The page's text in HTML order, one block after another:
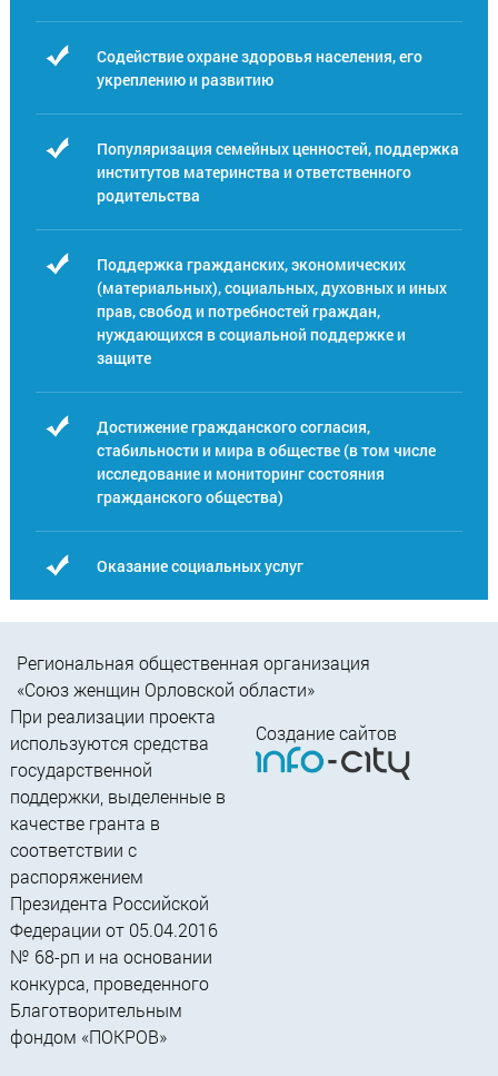
Содействие охране здоровья населения, его
укреплению и развитию
Популяризация семейных ценностей, поддержка
институтов материнства и ответственного
родительства
Поддержка гражданских, экономических
(материальных), социальных, духовных и иных
прав, свобод и потребностей граждан,
нуждающихся в социальной поддержке и
защите
Достижение гражданского согласия,
стабильности и мира в обществе (в том числе
исследование и мониторинг состояния
гражданского общества)
Оказание социальных услуг
Региональная общественная организация
«Союз женщин Орловской области»
При реализации проекта
используются средства
государственной
поддержки, выделенные в
качестве гранта в
соответствии c
распоряжением
Президента Российской
Федерации от 05.04.2016
№ 68-рп и на основании
конкурса, проведенного
Благотворительным
фондом «ПОКРОВ»
Создание сайтов